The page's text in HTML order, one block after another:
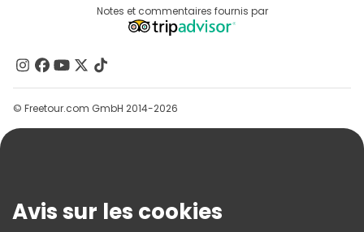
Programme D’affiliation
Contactez-Nous
Groupes
Aide
Conditions Générales Et Mentions Légales
Notes et commentaires fournis par
© Freetour.com GmbH 2014-2026
Avis sur les cookies